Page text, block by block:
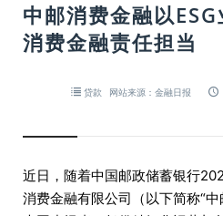
中邮消费金融以
消费金融责任担当
贷款 网站来源：金融日报
近日，随着中国邮政储蓄银行
消费金融有限公司（以下简称“